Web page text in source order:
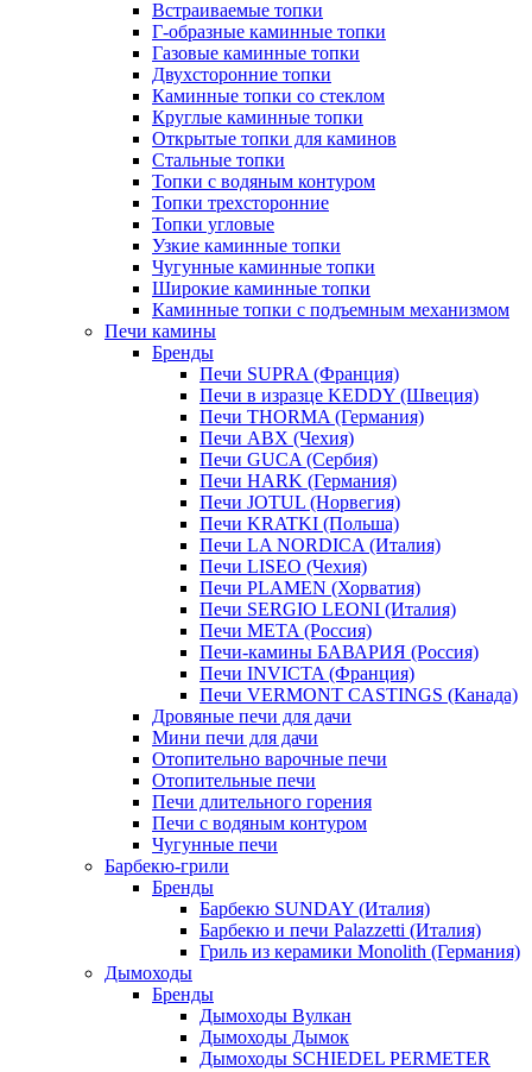
Встраиваемые топки
Г-образные каминные топки
Газовые каминные топки
Двухсторонние топки
Каминные топки со стеклом
Круглые каминные топки
Открытые топки для каминов
Стальные топки
Топки с водяным контуром
Топки трехсторонние
Топки угловые
Узкие каминные топки
Чугунные каминные топки
Широкие каминные топки
Каминные топки с подъемным механизмом
Печи камины
Бренды
Печи SUPRA (Франция)
Печи в изразце KEDDY (Швеция)
Печи THORMA (Германия)
Печи ABX (Чехия)
Печи GUCA (Сербия)
Печи HARK (Германия)
Печи JOTUL (Норвегия)
Печи KRATKI (Польша)
Печи LA NORDICA (Италия)
Печи LISEO (Чехия)
Печи PLAMEN (Хорватия)
Печи SERGIO LEONI (Италия)
Печи META (Россия)
Печи-камины БАВАРИЯ (Россия)
Печи INVICTA (Франция)
Печи VERMONT CASTINGS (Канада)
Дровяные печи для дачи
Мини печи для дачи
Отопительно варочные печи
Отопительные печи
Печи длительного горения
Печи с водяным контуром
Чугунные печи
Барбекю-грили
Бренды
Барбекю SUNDAY (Италия)
Барбекю и печи Palazzetti (Италия)
Гриль из керамики Monolith (Германия)
Дымоходы
Бренды
Дымоходы Вулкан
Дымоходы Дымок
Дымоходы SCHIEDEL PERMETER